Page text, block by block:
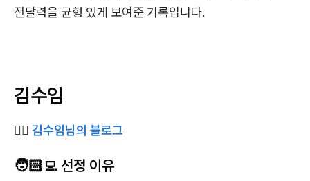
전달력을 균형 있게 보여준 기록입니다.
김수임
✍🏻 김수임님의 블로그
🧑🏻‍💻 선정 이유